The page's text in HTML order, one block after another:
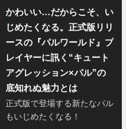
かわいい…だからこそ、い
じめたくなる。正式版リリ
ースの『パルワールド』プ
レイヤーに訊く“キュート
アグレッション×パル”の
底知れぬ魅力とは
正式版で登場する新たなパル
もいじめたくなる！